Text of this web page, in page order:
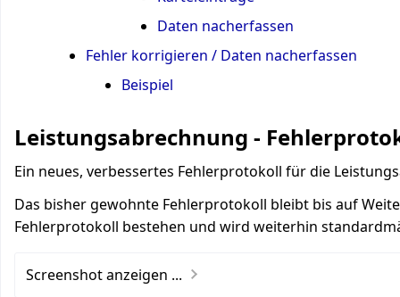
Daten nacherfassen
Fehler korrigieren / Daten nacherfassen
Beispiel
Leistungsabrechnung -
Ein neues, verbessertes Fehlerprotokoll für die
Das bisher gewohnte Fehlerprotokoll bleibt bis auf
Fehlerprotokoll bestehen und wird weiterhin
Screenshot anzeigen ...